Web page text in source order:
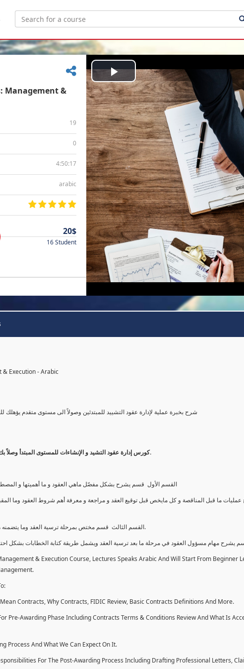
Management &
19
0
4:50:17
arabic
20$
16 Student
Play
Video
Execution - Arabic
شرح بخبرة عملية لإدارة عقود التشييد للمبتدئين وصولاً الى مستوى متقدم يؤهلك
كورس إدارة عقود التشيد و الإنشاءات للمستوى المبتدأ وصلاً بك الى مستوى يؤهلك لإدارة العقود و بكل ثقة.
القسم الأول قسم يشرح بشكل مفصّل ماهي العقود و ما أهميتها و
ما قبل المناقصة و كل مايخص قبل توقيع العقد و مراجعة و معرفة أهم شروط العقود وما
القسم الثالث قسم مختص بمرحلة ترسية العقد وما يتضمنه من مهام وما يمكن توقًعه خلال هذه المرحلة.
& Execution Course, Lectures Speaks Arabic And Will Start From Beginner
Contracts, Why Contracts, FIDIC Review, Basic Contracts Definitions And More.
Pre-Awarding Phase Including Contracts Terms & Conditions Review And What Is
Process And What We Can Expect On It.
For The Post-Awarding Process Including Drafting Professional Letters,